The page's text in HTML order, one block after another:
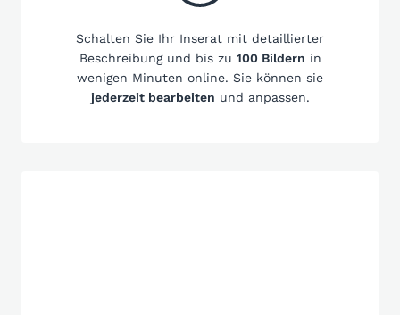
Schalten Sie Ihr Inserat mit detaillierter
Beschreibung und bis zu 100 Bildern in
wenigen Minuten online. Sie können sie
jederzeit bearbeiten und anpassen.